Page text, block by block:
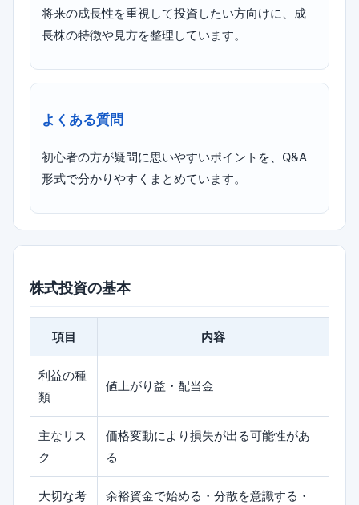
将来の成長性を重視して投資したい方向けに、成
長株の特徴や見方を整理しています。
よくある質問
初心者の方が疑問に思いやすいポイントを、Q&A
形式で分かりやすくまとめています。
株式投資の基本
項目 内容
利益の種
類
値上がり益・配当金
主なリス
ク
価格変動により損失が出る可能性があ
る
大切な考
余裕資金で始める・分散を意識する・